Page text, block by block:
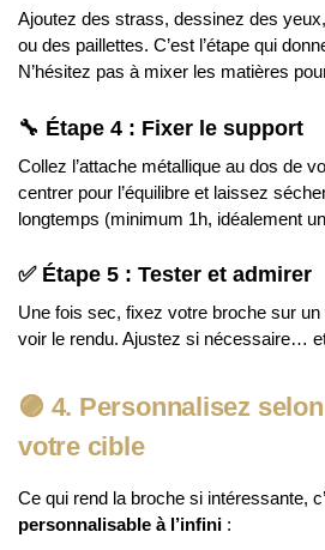
Ajoutez des strass, dessinez des
ou des paillettes. C’est l’étape qui
N’hésitez pas à mixer les matières
🔧 Étape 4 : Fixer le support
Collez l’attache métallique au dos de
centrer pour l’équilibre et laissez
longtemps (minimum 1h, idéalement
✅ Étape 5 : Tester et admirer
Une fois sec, fixez votre broche sur
voir le rendu. Ajustez si nécessaire…
🟣 4. Personnalisez
votre cible
Ce qui rend la broche si intéressante,
personnalisable à l’infini :